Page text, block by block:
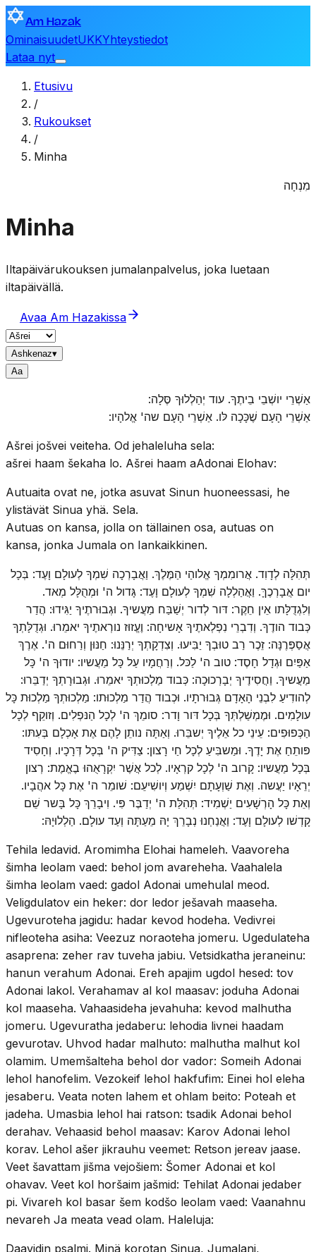
Am Hazak
OminaisuudetUKKYhteystiedot
Lataa nyt
Etusivu
/
Rukoukset
/
Minha
מִנְחָה
Minha
Iltapäivärukouksen jumalanpalvelus, joka luetaan
iltapäivällä.
Avaa Am Hazakissa
Ashkenaz▾
Aa
אַשְׁרֵי יושְׁבֵי בֵיתֶךָ. עוד יְהַלְלוּךָ סֶּלָה:
אַשְׁרֵי הָעָם שֶׁכָּכָה לּו. אַשְׁרֵי הָעָם שה' אֱלהָיו:
Ašrei jošvei veiteha. Od jehaleluha sela:
ašrei haam šekaha lo. Ašrei haam aAdonai Elohav:
Autuaita ovat ne, jotka asuvat Sinun huoneessasi, he
ylistävät Sinua yhä. Sela.
Autuas on kansa, jolla on tällainen osa, autuas on
kansa, jonka Jumala on Iankaikkinen.
תְּהִלָּה לְדָוִד. אֲרומִמְךָ אֱלוהַי הַמֶּלֶךְ. וַאֲבָרְכָה שִׁמְךָ לְעולָם וָעֶד: בְּכָל
יום אֲבָרְכֶךָּ. וַאֲהַלְלָה שִׁמְךָ לְעולָם וָעֶד: גָּדול ה' וּמְהֻלָּל מְאד.
וְלִגְדֻלָּתו אֵין חֵקֶר: דּור לְדור יְשַׁבַּח מַעֲשיךָ. וּגְבוּרתֶיךָ יַגִּידוּ: הֲדַר
כְּבוד הודֶךָ. וְדִבְרֵי נִפְלְאתֶיךָ אָשיחָה: וֶעֱזוּז נורְאתֶיךָ יאמֵרוּ. וּגְדֻלָּתְךָ
אֲסַפְּרֶנָּה: זֵכֶר רַב טוּבְךָ יַבִּיעוּ. וְצִדְקָתְךָ יְרַנֵּנוּ: חַנּוּן וְרַחוּם ה'. אֶרֶךְ
אַפַּיִם וּגְדָל חָסֶד: טוב ה' לַכּל. וְרַחֲמָיו עַל כָּל מַעֲשיו: יודוּךָ ה' כָּל
מַעֲשיךָ. וַחֲסִידֶיךָ יְבָרְכוּכָה: כְּבוד מַלְכוּתְךָ יאמֵרוּ. וּגְבוּרָתְךָ יְדַבֵּרוּ:
לְהודִיעַ לִבְנֵי הָאָדָם גְּבוּרתָיו. וּכְבוד הֲדַר מַלְכוּתו: מַלְכוּתְךָ מַלְכוּת כָּל
עולָמִים. וּמֶמְשַׁלְתְּךָ בְּכָל דּור וָדר: סומֵךְ ה' לְכָל הַנּפְלִים. וְזוקֵף לְכָל
הַכְּפוּפִים: עֵינֵי כל אֵלֶיךָ יְשבֵּרוּ. וְאַתָּה נותֵן לָהֶם אֶת אָכְלָם בְּעִתּו:
פּותֵחַ אֶת יָדֶךָ. וּמַשבִּיעַ לְכָל חַי רָצון: צַדִּיק ה' בְּכָל דְּרָכָיו. וְחָסִיד
בְּכָל מַעֲשיו: קָרוב ה' לְכָל קרְאָיו. לְכל אֲשֶׁר יִקְרָאֻהוּ בֶאֱמֶת: רְצון
יְרֵאָיו יַעֲשה. וְאֶת שַׁוְעָתָם יִשְׁמַע וְיושִׁיעֵם: שׁומֵר ה' אֶת כָּל אהֲבָיו.
וְאֵת כָּל הָרְשָׁעִים יַשְׁמִיד: תְּהִלַּת ה' יְדַבֶּר פִּי. וִיבָרֵךְ כָּל בָּשר שֵׁם
קָדְשׁו לְעולָם וָעֶד: וַאֲנַחְנוּ נְבָרֵךְ יָהּ מֵעַתָּה וְעַד עולָם. הַלְלוּיָהּ:
Tehila ledavid. Aromimha Elohai hameleh. Vaavoreha
šimha leolam vaed: behol jom avareheha. Vaahalela
šimha leolam vaed: gadol Adonai umehulal meod.
Veligdulatov ein heker: dor ledor ješavah maaseha.
Ugevuroteha jagidu: hadar kevod hodeha. Vedivrei
nifleoteha asiha: Veezuz noraoteha jomeru. Ugedulateha
asaprena: zeher rav tuveha jabiu. Vetsidkatha jeraneinu:
hanun verahum Adonai. Ereh apajim ugdol hesed: tov
Adonai lakol. Verahamav al kol maasav: joduha Adonai
kol maaseha. Vahaasideha jevahuha: kevod malhutha
jomeru. Ugevuratha jedaberu: lehodia livnei haadam
gevurotav. Uhvod hadar malhuto: malhutha malhut kol
olamim. Umemšalteha behol dor vador: Someih Adonai
lehol hanofelim. Vezokeif lehol hakfufim: Einei hol eleha
jesaberu. Veata noten lahem et ohlam beito: Poteah et
jadeha. Umasbia lehol hai ratson: tsadik Adonai behol
derahav. Vehaasid behol maasav: Karov Adonai lehol
korav. Lehol ašer jikrauhu veemet: Retson jereav jaase.
Veet šavattam jišma vejošiem: Šomer Adonai et kol
ohavav. Veet kol horšaim jašmid: Tehilat Adonai jedaber
pi. Vivareh kol basar šem kodšo leolam vaed: Vaanahnu
nevareh Ja meata vead olam. Haleluja:
Daavidin psalmi. Minä korotan Sinua, Jumalani,